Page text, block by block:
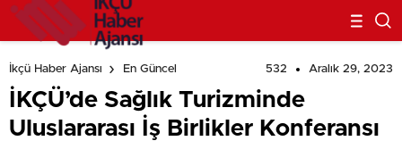
İkçü Haber Ajansı En Güncel 532 Aralık 29, 2023
İKÇÜ’de Sağlık Turizminde
Uluslararası İş Birlikler Konferansı